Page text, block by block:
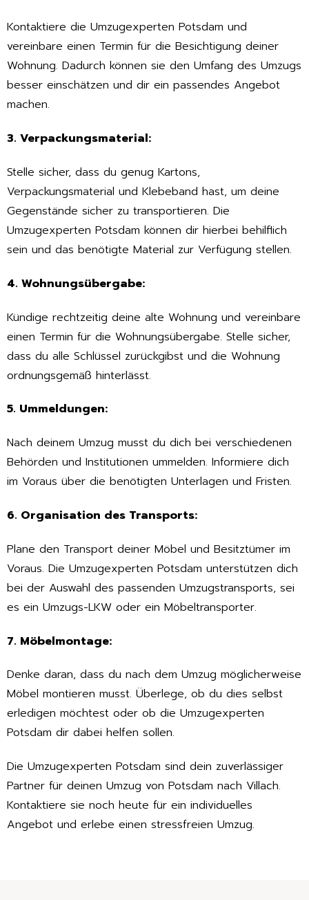
Kontaktiere die Umzugexperten Potsdam und
vereinbare einen Termin für die Besichtigung deiner
Wohnung. Dadurch können sie den Umfang des Umzugs
besser einschätzen und dir ein passendes Angebot
machen.
3. Verpackungsmaterial:
Stelle sicher, dass du genug Kartons,
Verpackungsmaterial und Klebeband hast, um deine
Gegenstände sicher zu transportieren. Die
Umzugexperten Potsdam können dir hierbei behilflich
sein und das benötigte Material zur Verfügung stellen.
4. Wohnungsübergabe:
Kündige rechtzeitig deine alte Wohnung und vereinbare
einen Termin für die Wohnungsübergabe. Stelle sicher,
dass du alle Schlüssel zurückgibst und die Wohnung
ordnungsgemäß hinterlässt.
5. Ummeldungen:
Nach deinem Umzug musst du dich bei verschiedenen
Behörden und Institutionen ummelden. Informiere dich
im Voraus über die benötigten Unterlagen und Fristen.
6. Organisation des Transports:
Plane den Transport deiner Möbel und Besitztümer im
Voraus. Die Umzugexperten Potsdam unterstützen dich
bei der Auswahl des passenden Umzugstransports, sei
es ein Umzugs-LKW oder ein Möbeltransporter.
7. Möbelmontage:
Denke daran, dass du nach dem Umzug möglicherweise
Möbel montieren musst. Überlege, ob du dies selbst
erledigen möchtest oder ob die Umzugexperten
Potsdam dir dabei helfen sollen.
Die Umzugexperten Potsdam sind dein zuverlässiger
Partner für deinen Umzug von Potsdam nach Villach.
Kontaktiere sie noch heute für ein individuelles
Angebot und erlebe einen stressfreien Umzug.